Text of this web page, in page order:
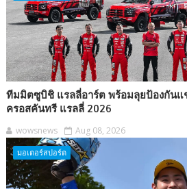
ทีมมิตซูบิชิ แรลลี่อาร์ต พร้อมลุยป้องกันแ
ครอสคันทรี แรลลี่ 2026
wowsnews Aug 08, 2026
มอเตอร์สปอร์ต